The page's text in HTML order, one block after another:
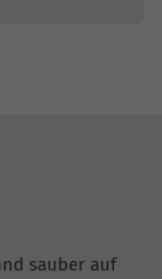
sauber auf